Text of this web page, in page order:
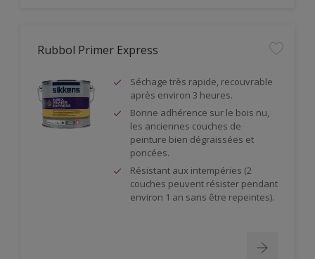
Rubbol Primer Express
Séchage très rapide, recouvrable
après environ 3 heures.
Bonne adhérence sur le bois nu,
les anciennes couches de
peinture bien dégraissées et
poncées.
Résistant aux intempéries (2
couches peuvent résister pendant
environ 1 an sans être repeintes).